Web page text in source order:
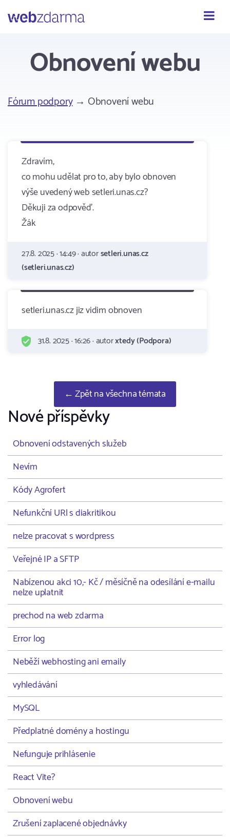
Webzdarma
Obnovení webu
Fórum podpory→ Obnovení webu
Zdravím,
co mohu udělat pro to, aby bylo obnoven
výše uvedený web setleri.unas.cz?
Děkuji za odpověď.
Žák
27.8. 2025 · 14:49 · autorsetleri.unas.cz
(setleri.unas.cz)
setleri.unas.cz jiz vidim obnoven
31.8. 2025 · 16:26 · autorxtedy (Podpora)
← Zpět na všechna témata
Nové příspěvky
Obnovení odstavených služeb
Nevím
Kódy Agrofert
Nefunkční URl s diakritikou
nelze pracovat s wordpress
Veřejné IP a SFTP
Nabízenou akci 10,- Kč / měsíčně na odesílání e-mailu
nelze uplatnit
prechod na web zdarma
Error log
Neběží webhosting ani emaily
vyhledávání
MySQL
Předplatné domény a hostingu
Nefunguje prihlásenie
React Vite?
Obnovení webu
Zrušení zaplacené objednávky